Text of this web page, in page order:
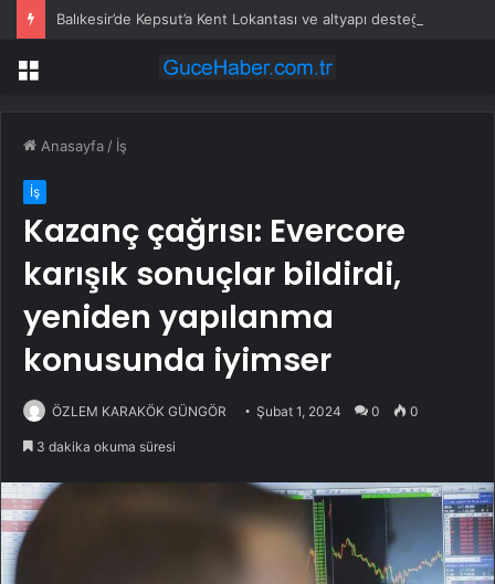
Balıkesir’de Kepsut’a Kent Lokantası ve altyapı desteği
Menü
Anasayfa / İş
İş
Kazanç çağrısı: Evercore
karışık sonuçlar bildirdi,
yeniden yapılanma
konusunda iyimser
ÖZLEM KARAKÖK GÜNGÖR Şubat 1, 2024 0 0
3 dakika okuma süresi